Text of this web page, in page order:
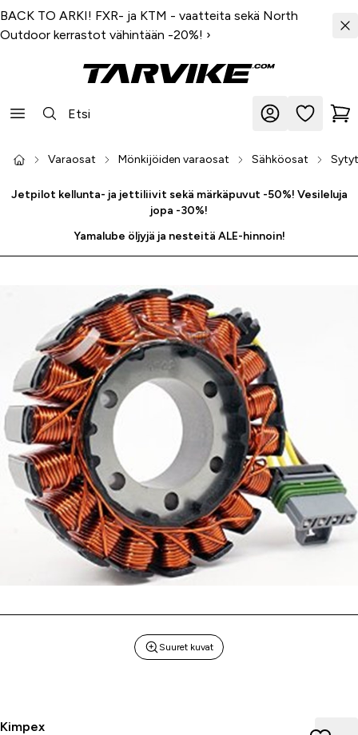
BACK TO ARKI! FXR- ja KTM - vaatteita sekä North
Outdoor kerrastot vähintään -20%! ›
Varaosat Mönkijöiden varaosat Sähköosat
Jetpilot kellunta- ja jettiliivit sekä märkäpuvut -50%! Vesileluja
jopa -30%!
Yamalube öljyjä ja nesteitä ALE-hinnoin!
Suuret kuvat
Kimpex
Kimpex Staattori POLARIS